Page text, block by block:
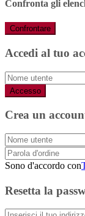
Confronta gli
Confrontare
Accedi al tuo
Accesso
Crea un
Sono d'accordo con
Resetta la